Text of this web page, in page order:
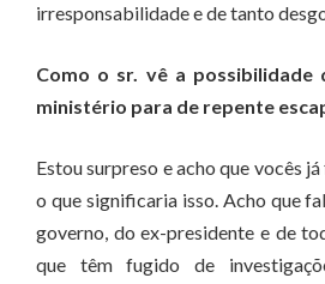
irresponsabilidade e de tanto
Como o sr. vê a possibilidade
ministério para de repente
Estou surpreso e acho que vocês
o que significaria isso. Acho que
governo, do ex-presidente e de
que têm fugido de